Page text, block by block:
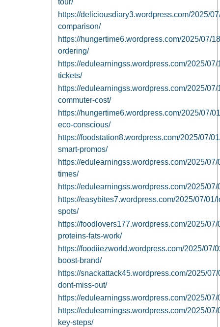
tour/
https://deliciousdiary3.wordpress.com/2025/
comparison/
https://hungertime6.wordpress.com/2025/07/
ordering/
https://edulearningss.wordpress.com/2025/
tickets/
https://edulearningss.wordpress.com/2025/
commuter-cost/
https://hungertime6.wordpress.com/2025/07/
eco-conscious/
https://foodstation8.wordpress.com/2025/07/
smart-promos/
https://edulearningss.wordpress.com/2025/
times/
https://edulearningss.wordpress.com/2025/
https://easybites7.wordpress.com/2025/07/
spots/
https://foodlovers177.wordpress.com/2025/
proteins-fats-work/
https://foodiiezworld.wordpress.com/2025/
boost-brand/
https://snackattack45.wordpress.com/2025/
dont-miss-out/
https://edulearningss.wordpress.com/2025/
https://edulearningss.wordpress.com/2025/
key-steps/